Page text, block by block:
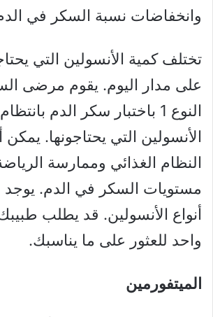
وانخفاضات نسبة السكر في
تختلف كمية الأنسولين التي
على مدار اليوم. يقوم مرضى
النوع 1 باختبار سكر الدم
الأنسولين التي يحتاجونها.
النظام الغذائي وممارسة
مستويات السكر في الدم. يوجد
أنواع الأنسولين. قد يطلب
واحد للعثور على ما يناسبك.
الميتفورمين